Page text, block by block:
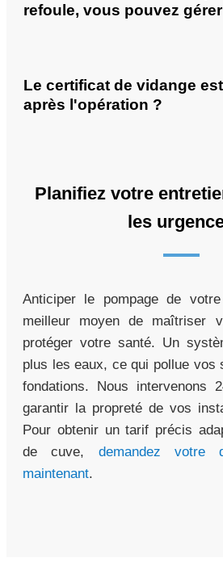
refoule, vous pouvez
Le certificat de vidange
après l'opération ?
Planifiez votre
les
Anticiper le pompage de
meilleur moyen de maîtriser
protéger votre santé. Un
plus les eaux, ce qui pollue vos
fondations. Nous intervenons
garantir la propreté de vos
Pour obtenir un tarif précis
de cuve, demandez votre
maintenant.